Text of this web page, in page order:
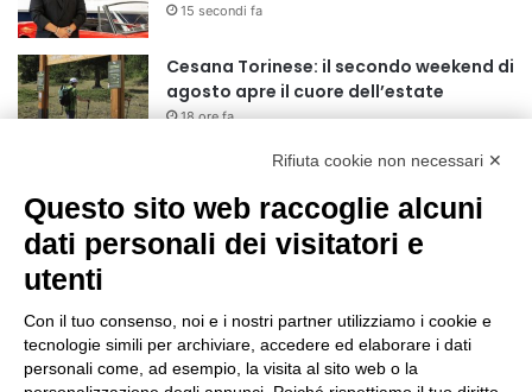
15 secondi fa
Cesana Torinese: il secondo weekend di
agosto apre il cuore dell’estate
18 ore fa
Siccità: Il Piemonte avvia le procedure
per la richiesta dello stato di calamità
naturale
19 ore fa
precampionato
22 ore fa
Rifiuta cookie non necessari ✕
Questo sito web raccoglie alcuni
dati personali dei visitatori e
utenti
Con il tuo consenso, noi e i nostri partner utilizziamo i cookie e
tecnologie simili per archiviare, accedere ed elaborare i dati
personali come, ad esempio, la visita al sito web o la